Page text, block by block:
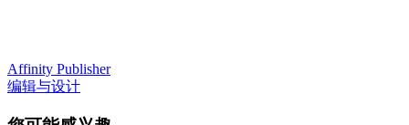
Affinity Publisher
编辑与设计